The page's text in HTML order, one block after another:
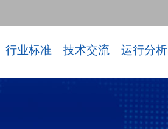
行业标准 技术交流 运行分析